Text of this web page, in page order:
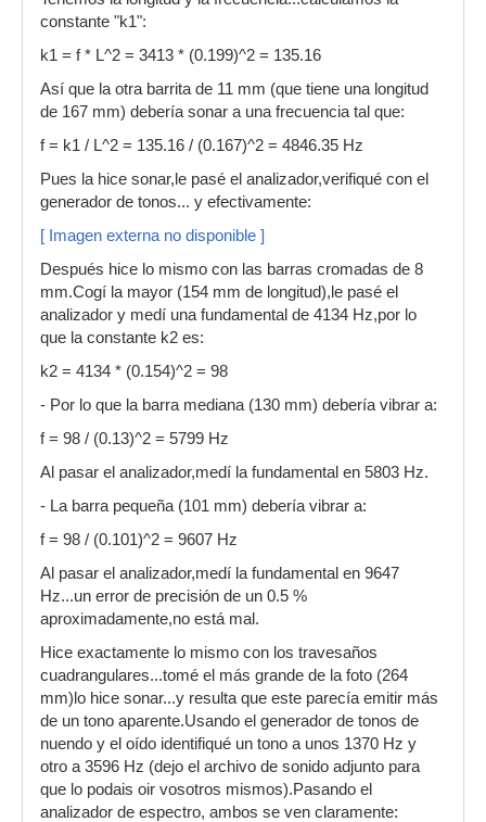
constante "k1":
k1 = f * L^2 = 3413 * (0.199)^2 = 135.16
Así que la otra barrita de 11 mm (que tiene una longitud
de 167 mm) debería sonar a una frecuencia tal que:
f = k1 / L^2 = 135.16 / (0.167)^2 = 4846.35 Hz
Pues la hice sonar,le pasé el analizador,verifiqué con el
generador de tonos... y efectivamente:
[ Imagen externa no disponible ]
Después hice lo mismo con las barras cromadas de 8
mm.Cogí la mayor (154 mm de longitud),le pasé el
analizador y medí una fundamental de 4134 Hz,por lo
que la constante k2 es:
k2 = 4134 * (0.154)^2 = 98
- Por lo que la barra mediana (130 mm) debería vibrar a:
f = 98 / (0.13)^2 = 5799 Hz
Al pasar el analizador,medí la fundamental en 5803 Hz.
- La barra pequeña (101 mm) debería vibrar a:
f = 98 / (0.101)^2 = 9607 Hz
Al pasar el analizador,medí la fundamental en 9647
Hz...un error de precisión de un 0.5 %
aproximadamente,no está mal.
Hice exactamente lo mismo con los travesaños
cuadrangulares...tomé el más grande de la foto (264
mm)lo hice sonar...y resulta que este parecía emitir más
de un tono aparente.Usando el generador de tonos de
nuendo y el oído identifiqué un tono a unos 1370 Hz y
otro a 3596 Hz (dejo el archivo de sonido adjunto para
que lo podais oir vosotros mismos).Pasando el
analizador de espectro, ambos se ven claramente: